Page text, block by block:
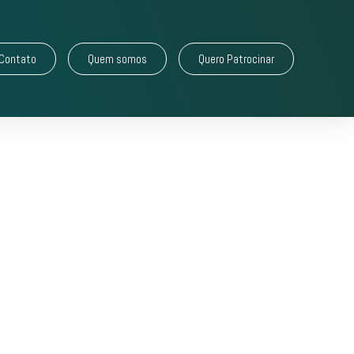
Quem somos Quero Patrocinar